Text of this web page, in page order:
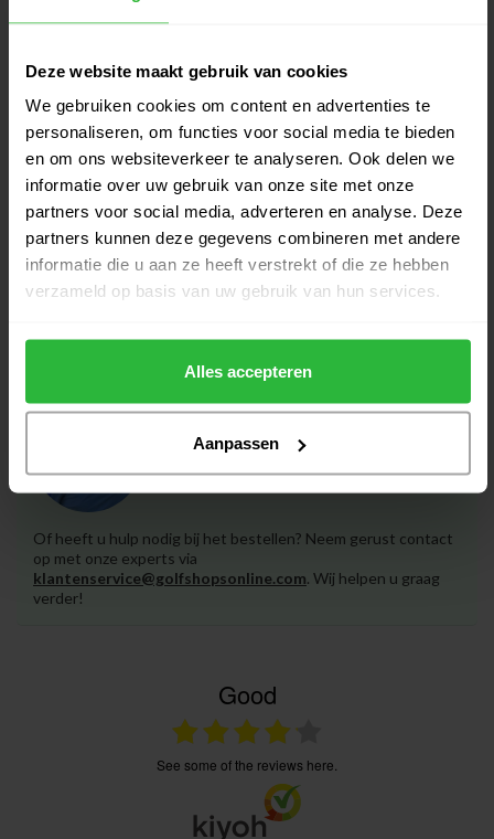
Deze website maakt gebruik van cookies
We gebruiken cookies om content en advertenties te
personaliseren, om functies voor social media te bieden
en om ons websiteverkeer te analyseren. Ook delen we
informatie over uw gebruik van onze site met onze
partners voor social media, adverteren en analyse. Deze
partners kunnen deze gegevens combineren met andere
informatie die u aan ze heeft verstrekt of die ze hebben
verzameld op basis van uw gebruik van hun services.
Alles accepteren
Aanpassen
TaylorMade Cart Lite Cart Bag
Coral
Op voorraad
€249,95
TaylorMade FlexTech Crossover
Stand Bag Grijs
Op voorraad
€299,95
€259,00
TaylorMade FlexTech Crossover
Stand Bag Zwart
€299,95
Heeft u vragen over het product?
Of heeft u hulp nodig bij het bestellen? Neem gerust contact
op met onze experts via
klantenservice@golfshopsonline.com. Wij helpen u graag
verder!
Good
see some of the reviews here.